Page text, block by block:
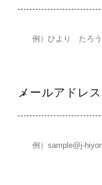
メールアドレス